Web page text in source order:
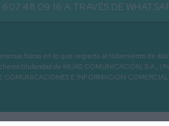
48 09 16 A TRAVÉS DE
físicas en lo que respecta al tratamiento de
titularidad de MIJAS COMUNICACIÓN, S.A.,
E INFORMACIÓN